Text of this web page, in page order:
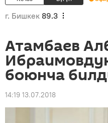
г. Бишкек 89.3
Атамбаев
боюнча
14:19 13.07.2018